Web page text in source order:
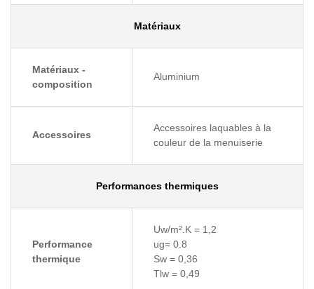
Matériaux
Matériaux -
composition
Aluminium
Accessoires
Accessoires laquables à la
couleur de la menuiserie
Performances thermiques
Performance
thermique
Uw/m².K = 1,2
ug= 0.8
Sw = 0,36
Tlw = 0,49